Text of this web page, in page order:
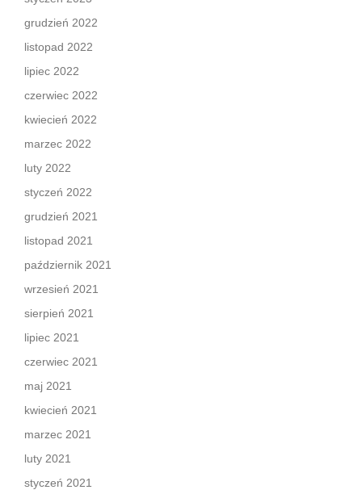
grudzień 2022
listopad 2022
lipiec 2022
czerwiec 2022
kwiecień 2022
marzec 2022
luty 2022
styczeń 2022
grudzień 2021
listopad 2021
październik 2021
wrzesień 2021
sierpień 2021
lipiec 2021
czerwiec 2021
maj 2021
kwiecień 2021
marzec 2021
luty 2021
styczeń 2021